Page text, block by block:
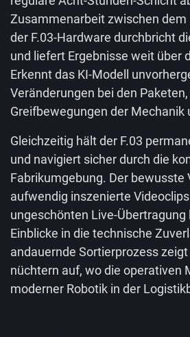
Zusammenarbeit zwischen dem
der F.03-Hardware durchbricht
und liefert Ergebnisse weit über
Erkennt das KI-Modell
Veränderungen bei den
Greifbewegungen der Mechanik
Gleichzeitig hält der F.03
und navigiert sicher durch die
Fabrikumgebung. Der bewusste
aufwendig inszenierte
ungeschönten Live-
Einblicke in die technische
andauernde Sortierprozess
nüchtern auf, wo die operativen
moderner Robotik in der